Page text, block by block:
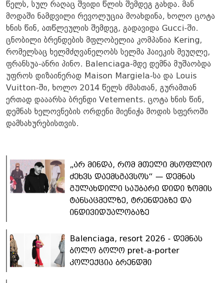
წელს, სულ რაღაც შვიდი წლის შემდეგ გახდა. მან
მოდაში ნამდვილი რევოლუცია მოახდინა, ხოლო ცოტა
ხნის წინ, ათწლეულის შემდეგ, გადავიდა Gucci-ში.
ცნობილი ბრენდების მფლობელია კომპანია Kering,
რომელსაც ხელმძღვანელობს სელმა ჰაიეკის მეუღლე,
ფრანსუა-ანრი პინო. Balenciaga-მდე დემნა მუშაობდა
უფროს დიზაინერად Maison Margiela-სა და Louis
Vuitton-ში, ხოლო 2014 წელს ძმასთან, გურამთან
ერთად დააარსა ბრენდი Vetements. ცოტა ხნის წინ,
დემნას ხელოვნების ორდენი მიენიჭა მოდის სფეროში
დამსახურებისთვის.
„არ მინდა, რომ მთელი მსოფლიო
ძეხვს დაემსგავსოს“ — დემნას
გულახდილი საუბარი დიდი ზომის
ტანსაცმელზე, ტრენდებზე და
ინდივიდუალობაზე
Balenciaga, resort 2026 - დემნას
ბოლო ბოლო pret-a-porter
კოლექცია ბრენდში